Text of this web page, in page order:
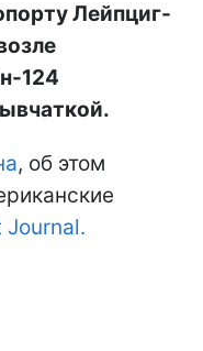
Лейпциг-
124
, об этом
Journal.